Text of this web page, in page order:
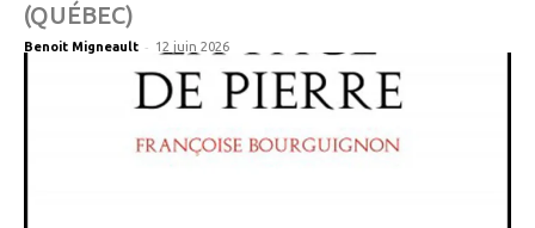
(QUÉBEC)
Benoit Migneault - 12 juin 2026